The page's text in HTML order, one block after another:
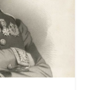
2019
2020